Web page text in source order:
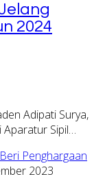
2024
Adipati Surya,
Aparatur Sipil…
2023